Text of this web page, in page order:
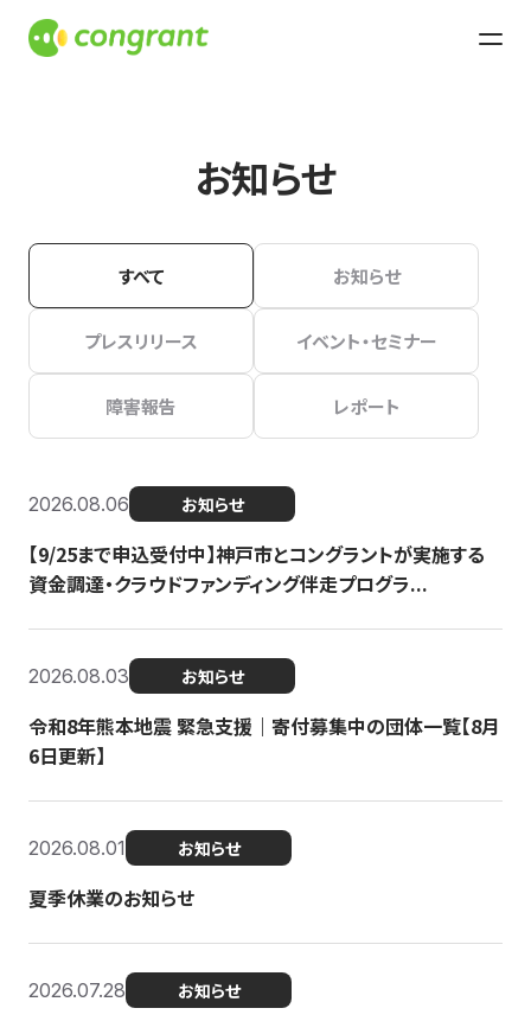
お知らせ
すべて お知らせ
プレスリリース イベント・セミナー
障害報告 レポート
2026.08.06 お知らせ
【9/25まで申込受付中】神戸市とコングラントが実施する
資金調達・クラウドファンディング伴走プログラ...
2026.08.03 お知らせ
令和8年熊本地震 緊急支援｜寄付募集中の団体一覧【8月
6日更新】
2026.08.01 お知らせ
夏季休業のお知らせ
2026.07.28 お知らせ